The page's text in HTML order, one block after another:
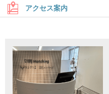
アクセス案内